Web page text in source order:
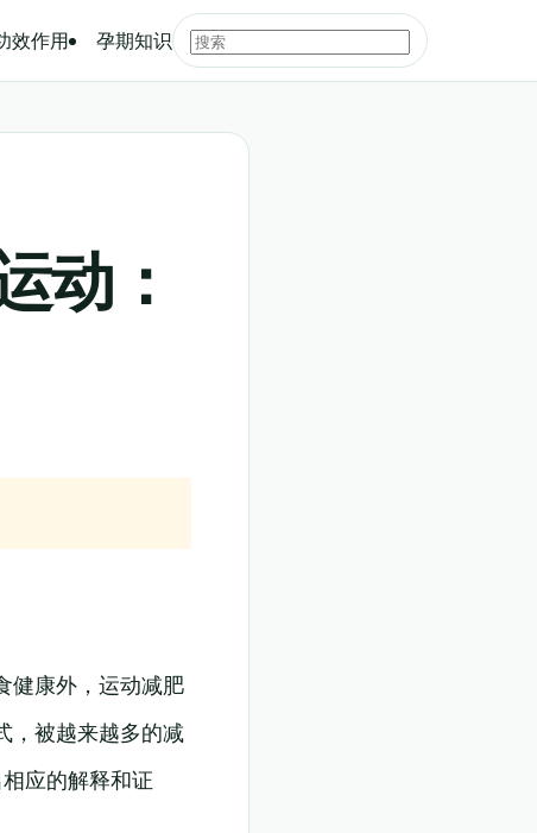
效作用 孕期知识
动：
健康外，运动减肥
，被越来越多的减
应的解释和证